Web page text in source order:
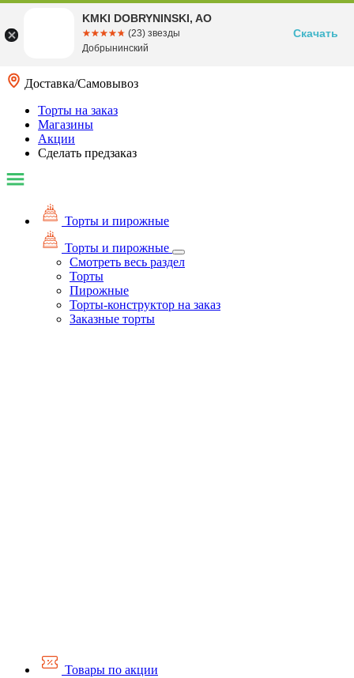
Доставка/Самовывоз
Торты на заказ
Магазины
Акции
Сделать предзаказ
Торты и пирожные
Торты и пирожные
Смотреть весь раздел
Торты
Пирожные
Торты-конструктор на заказ
Заказные торты
Товары по акции
KMKI DOBRYNINSKI, AO
☆☆☆☆☆
★★★★★ (23) звезды
Добрынинский
Скачать